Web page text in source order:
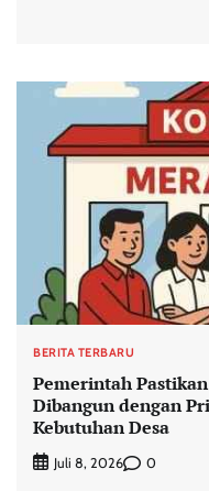
BERITA TERBARU
Pemerintah
Dibangun dengan
Kebutuhan Desa
Juli 8, 2026 0